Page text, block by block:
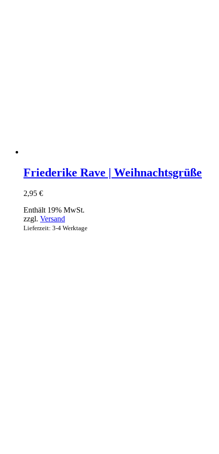
Friederike Rave | Weihnachtsgrüße
2,95 €
Enthält 19% MwSt.
zzgl. Versand
Lieferzeit: 3-4 Werktage